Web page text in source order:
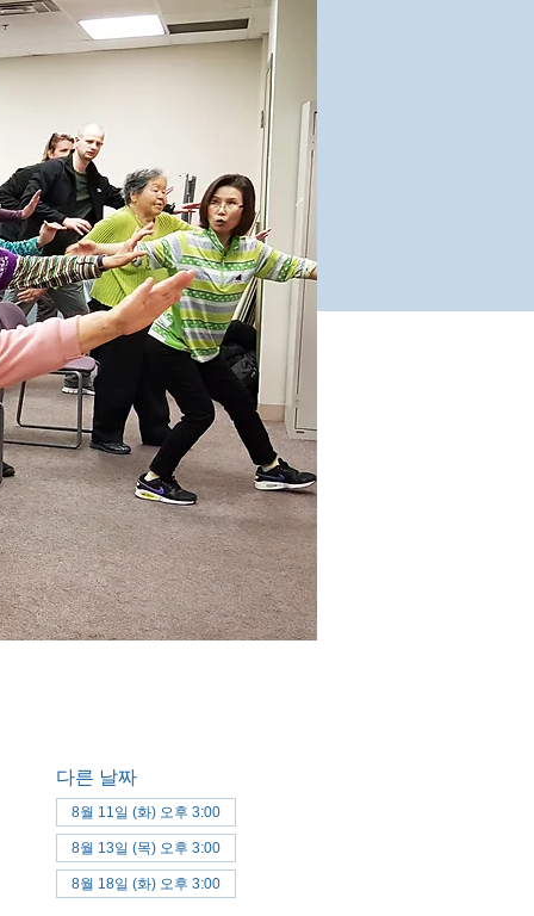
다른 날짜
8월 11일 (화) 오후 3:00
8월 13일 (목) 오후 3:00
8월 18일 (화) 오후 3:00